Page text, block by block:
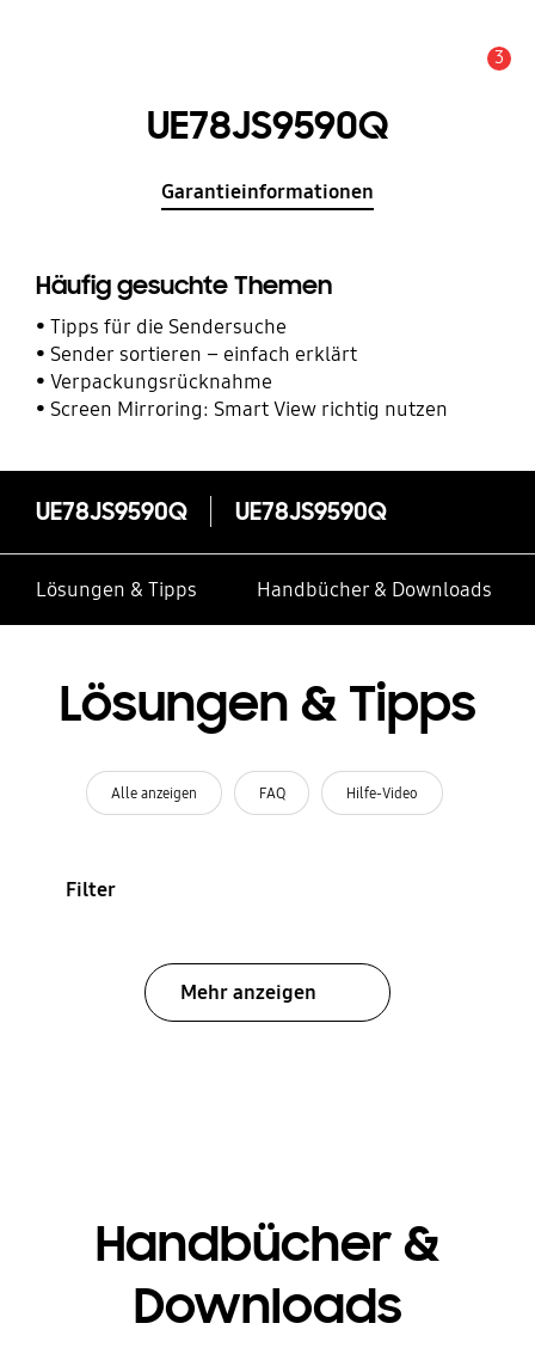
3
UE78JS9590Q
Garantieinformationen
Häufig gesuchte Themen
Tipps für die Sendersuche
Sender sortieren – einfach erklärt
Verpackungsrücknahme
Screen Mirroring: Smart View richtig nutzen
UE78JS9590Q UE78JS9590Q
Lösungen & Tipps Handbücher & Downloads
Lösungen & Tipps
Alle anzeigen FAQ Hilfe-Video
Filter
Mehr anzeigen
Handbücher &
Downloads